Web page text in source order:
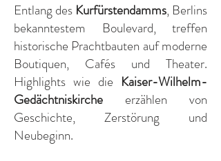
Entlang des Kurfürstendamms, Berlins
bekanntestem Boulevard, treffen
historische Prachtbauten auf moderne
Boutiquen, Cafés und Theater.
Highlights wie die Kaiser-Wilhelm-
Gedächtniskirche erzählen von
Geschichte, Zerstörung und
Neubeginn.